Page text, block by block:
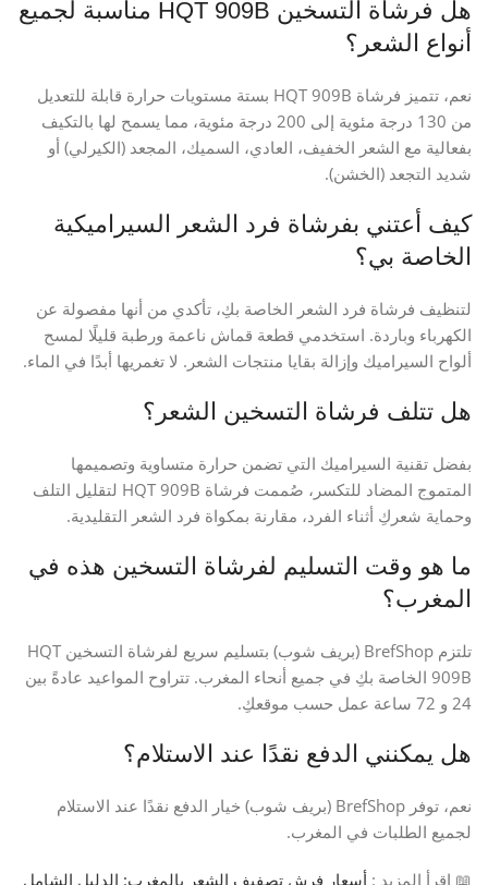
هل فرشاة التسخين HQT 909B مناسبة لجميع
أنواع الشعر؟
نعم، تتميز فرشاة HQT 909B بستة مستويات حرارة قابلة للتعديل
من 130 درجة مئوية إلى 200 درجة مئوية، مما يسمح لها بالتكيف
بفعالية مع الشعر الخفيف، العادي، السميك، المجعد (الكيرلي) أو
شديد التجعد (الخشن).
كيف أعتني بفرشاة فرد الشعر السيراميكية
الخاصة بي؟
لتنظيف فرشاة فرد الشعر الخاصة بكِ، تأكدي من أنها مفصولة عن
الكهرباء وباردة. استخدمي قطعة قماش ناعمة ورطبة قليلًا لمسح
ألواح السيراميك وإزالة بقايا منتجات الشعر. لا تغمريها أبدًا في الماء.
هل تتلف فرشاة التسخين الشعر؟
بفضل تقنية السيراميك التي تضمن حرارة متساوية وتصميمها
المتموج المضاد للتكسر، صُممت فرشاة HQT 909B لتقليل التلف
وحماية شعركِ أثناء الفرد، مقارنة بمكواة فرد الشعر التقليدية.
ما هو وقت التسليم لفرشاة التسخين هذه في
المغرب؟
تلتزم BrefShop (بريف شوب) بتسليم سريع لفرشاة التسخين HQT
909B الخاصة بكِ في جميع أنحاء المغرب. تتراوح المواعيد عادةً بين
24 و 72 ساعة عمل حسب موقعكِ.
هل يمكنني الدفع نقدًا عند الاستلام؟
نعم، توفر BrefShop (بريف شوب) خيار الدفع نقدًا عند الاستلام
لجميع الطلبات في المغرب.
📖 اقرأ المزيد : أسعار فرش تصفيف الشعر بالمغرب: الدليل الشامل